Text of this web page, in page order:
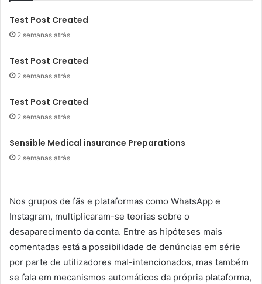
Test Post Created
2 semanas atrás
Test Post Created
2 semanas atrás
Test Post Created
2 semanas atrás
Sensible Medical insurance Preparations
2 semanas atrás
Nos grupos de fãs e plataformas como WhatsApp e
Instagram, multiplicaram-se teorias sobre o
desaparecimento da conta. Entre as hipóteses mais
comentadas está a possibilidade de denúncias em série
por parte de utilizadores mal-intencionados, mas também
se fala em mecanismos automáticos da própria plataforma,